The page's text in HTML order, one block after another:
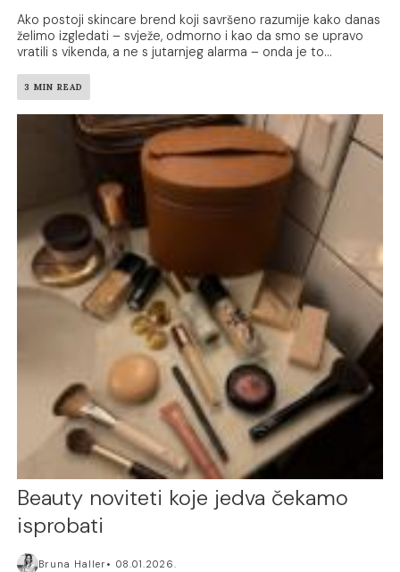
Ako postoji skincare brend koji savršeno razumije kako danas
želimo izgledati – svježe, odmorno i kao da smo se upravo
vratili s vikenda, a ne s jutarnjeg alarma – onda je to...
3 MIN READ
Beauty noviteti koje jedva čekamo
isprobati
Bruna Haller 08.01.2026.